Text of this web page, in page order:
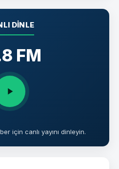
DINLE
FM
için canlı yayını dinleyin.